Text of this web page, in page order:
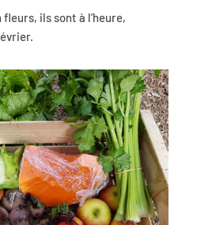
ils sont à l’heure,